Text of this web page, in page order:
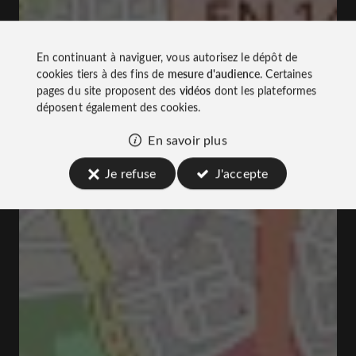
En continuant à naviguer, vous autorisez le dépôt de
cookies tiers à des fins de mesure d'audience. Certaines
pages du site proposent des vidéos dont les plateformes
déposent également des cookies.
En savoir plus
Je refuse
J'accepte